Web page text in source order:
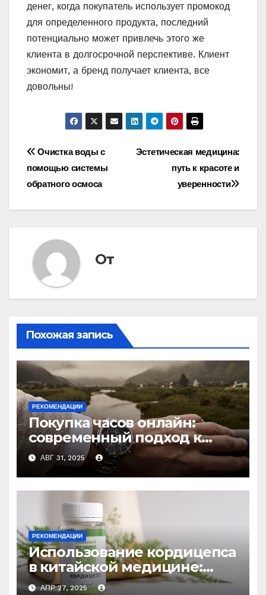
денег, когда покупатель использует промокод
для определенного продукта, последний
потенциально может привлечь этого же
клиента в долгосрочной перспективе. Клиент
экономит, а бренд получает клиента, все
довольны!
Навигация
по
записям
Эстетическая медицина:
путь к красоте и
уверенности
Очистка воды с
помощью системы
обратного осмоса
От
Похожая запись
РЕКОМЕНДАЦИИ
Покупка часов онлайн:
современный подход к
выбору аксессуаров
АВГ 31, 2025
РЕКОМЕНДАЦИИ
Использование кордицепса
в китайской медицине:
природное средство
АПР 27, 2025